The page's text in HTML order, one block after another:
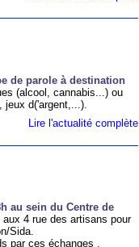
de parole à destination
(alcool, cannabis...) ou
d('argent,...).
Lire l'actualité complète
au sein du Centre de
aux 4 rue des artisans pour
Sida.
par ces échanges .